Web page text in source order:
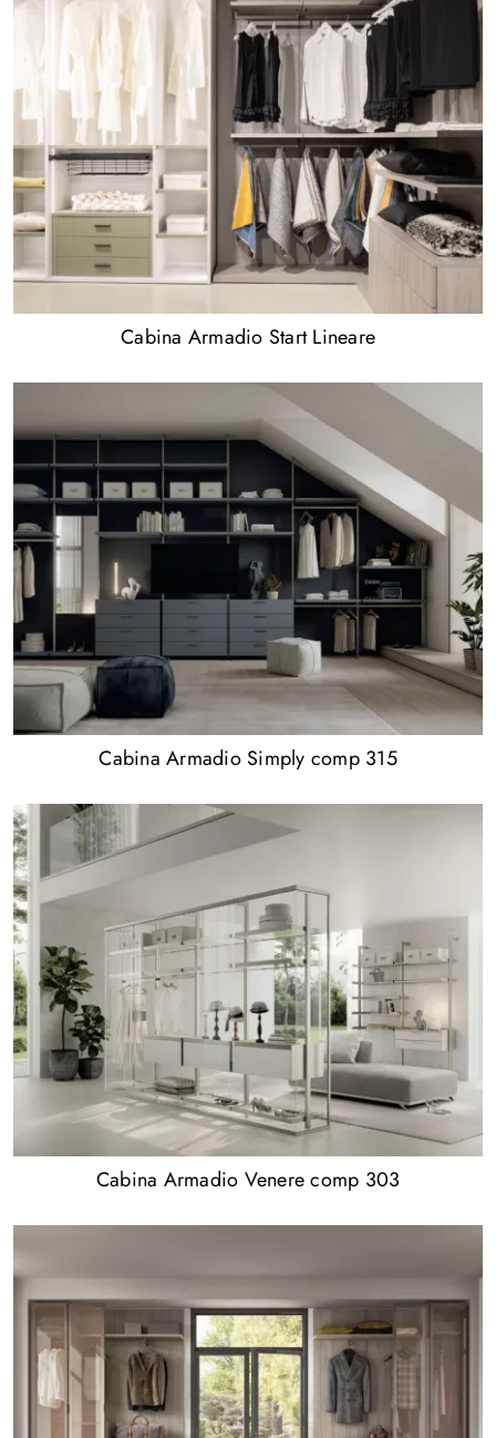
Cabina Armadio Start Lineare
Cabina Armadio Simply comp 315
Cabina Armadio Venere comp 303